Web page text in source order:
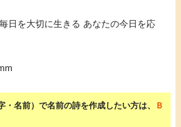
日を大切に生きる あなたの今日を応
・名前）で名前の詩を作成したい方は、
Ｂ